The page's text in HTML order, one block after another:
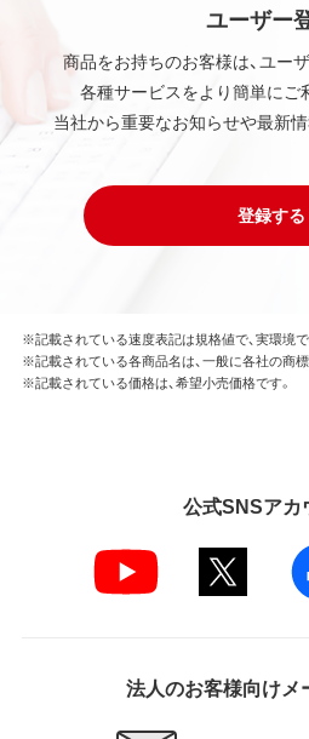
ユーザー
商品をお持ちのお客様は、ユー
各種サービスをより簡単にご
当社から重要なお知らせや最新
登録する
※記載されている速度表記は規格値で、実環境
※記載されている各商品名は、一般に各社の商
※記載されている価格は、希望小売価格です。
公式SNSアカ
法人のお客様向けメ